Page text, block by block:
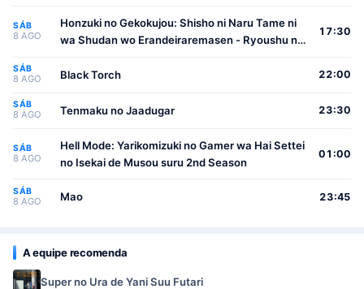
SÁB
8 AGO
Honzuki no Gekokujou: Shisho ni Naru Tame ni
wa Shudan wo Erandeiraremasen - Ryoushu no
17:30
SÁB
8 AGO Black Torch 22:00
SÁB
8 AGO Tenmaku no Jaadugar 23:30
SÁB
8 AGO
Hell Mode: Yarikomizuki no Gamer wa Hai Settei
no Isekai de Musou suru 2nd Season
01:00
SÁB
8 AGO Mao 23:45
A equipe recomenda
Super no Ura de Yani Suu Futari